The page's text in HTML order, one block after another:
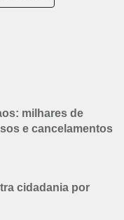
milhares de
e cancelamentos
cidadania por